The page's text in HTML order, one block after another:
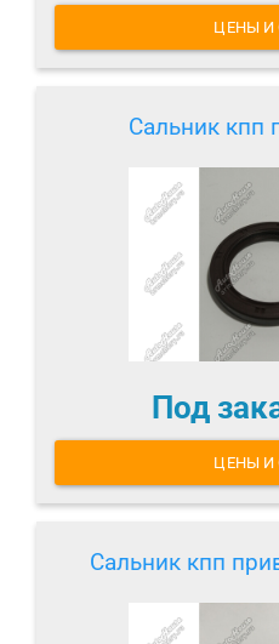
ЦЕНЫ И
Сальник кпп
Под
ЦЕНЫ И
Сальник кпп